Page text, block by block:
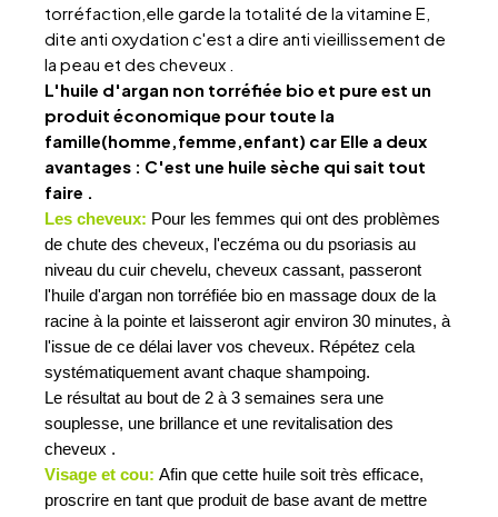
torréfaction,elle garde la totalité de la vitamine E,
dite anti oxydation c'est a dire anti vieillissement de
la peau et des cheveux .
L'huile d'argan non torréfiée bio et pure est un
produit économique pour toute la
famille(homme,femme,enfant) car Elle a deux
avantages : C'est une huile sèche qui sait tout
faire .
Les cheveux: Pour les femmes qui ont des problèmes
de chute des cheveux, l'eczéma ou du psoriasis au
niveau du cuir chevelu, cheveux cassant, passeront
l'huile d'argan non torréfiée bio en massage doux de la
racine à la pointe et laisseront agir environ 30 minutes, à
l'issue de ce délai laver vos cheveux. Répétez cela
systématiquement avant chaque shampoing.
Le résultat au bout de 2 à 3 semaines sera une
souplesse, une brillance et une revitalisation des
cheveux .
Visage et cou: Afin que cette huile soit très efficace,
proscrire en tant que produit de base avant de mettre